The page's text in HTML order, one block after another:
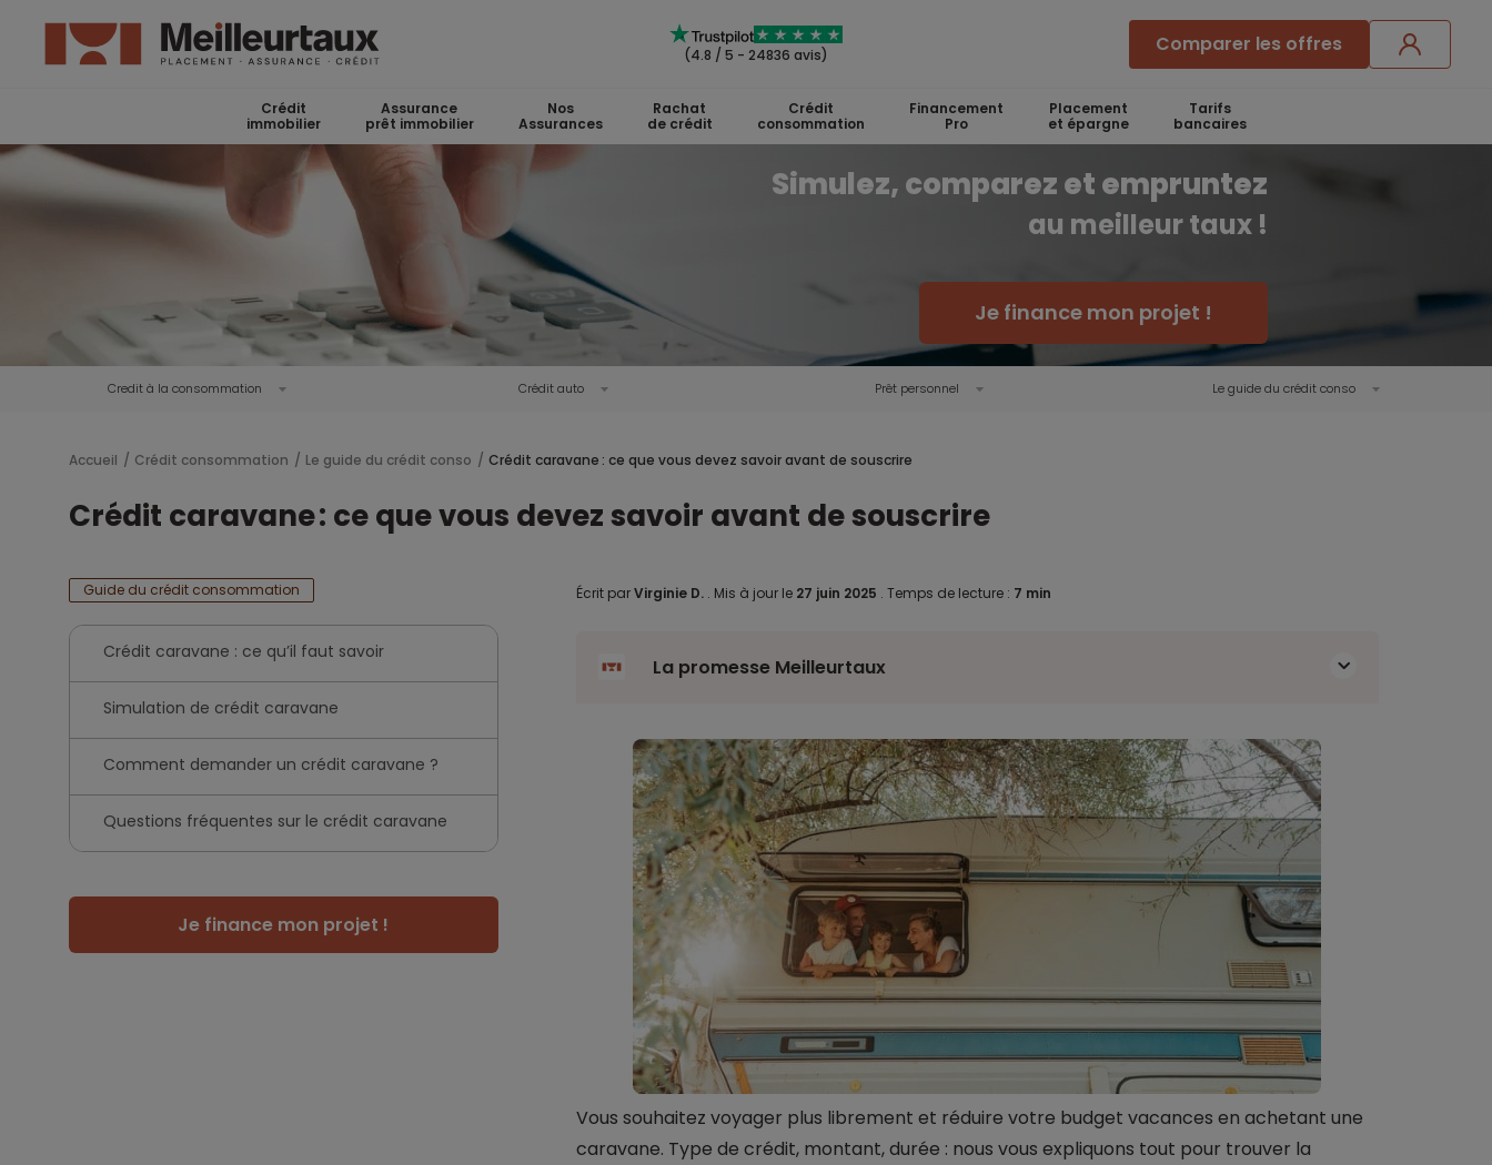
(4.8 / 5 - 24836 avis) Comparer les offres
Crédit
immobilier
Assurance
prêt immobilier
Nos
Assurances
Rachat
de crédit
Crédit
consommation
Financement
Pro
Placement
et épargne
Tarifs
bancaires
Simulez, comparez et empruntez
au meilleur taux !
Je finance mon projet !
Credit à la consommation Crédit auto Prêt personnel Le guide du crédit conso
Accueil Crédit consommation Le guide du crédit conso Crédit caravane : ce que vous devez savoir avant de souscrire
Crédit caravane : ce que vous devez savoir avant de souscrire
Guide du crédit consommation
Crédit caravane : ce qu’il faut savoir
Simulation de crédit caravane
Comment demander un crédit caravane ?
Questions fréquentes sur le crédit caravane
Je finance mon projet !
Écrit parVirginie D. . Mis à jour le 27 juin 2025 . Temps de lecture : 7 min
La promesse Meilleurtaux
Vous souhaitez voyager plus librement et réduire votre budget vacances en achetant une
caravane. Type de crédit, montant, durée : nous vous expliquons tout pour trouver la